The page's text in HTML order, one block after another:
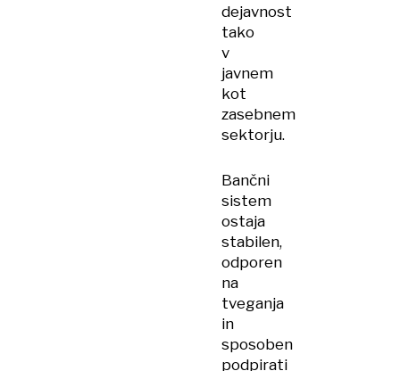
dejavnost
tako
v
javnem
kot
zasebnem
sektorju.
Bančni
sistem
ostaja
stabilen,
odporen
na
tveganja
in
sposoben
podpirati